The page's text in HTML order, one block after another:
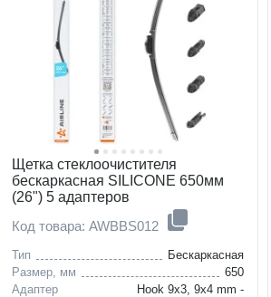
Щетка стеклоочистителя
бескаркасная SILICONE 650мм
(26") 5 адаптеров
Код товара: AWBBS012
Тип
Бескаркасная
Размер, мм
650
Адаптер
Hook 9x3, 9x4 mm -